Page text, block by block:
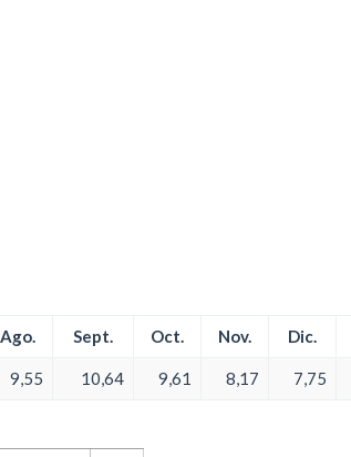
Ago. Sept. Oct. Nov. Dic.
9,55 10,64 9,61 8,17 7,75